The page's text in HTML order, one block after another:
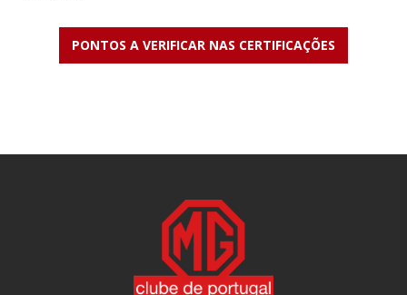
PONTOS A VERIFICAR NAS CERTIFICAÇÕES